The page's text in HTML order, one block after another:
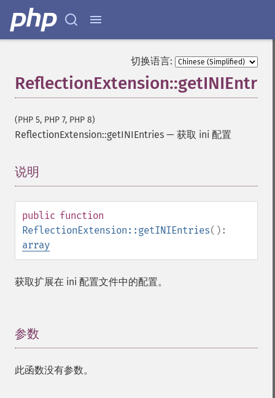
切换语言:
(PHP 5, PHP 7, PHP 8)
ReflectionExtension::getINIEntries — 获取 ini 配置
说明
public function
ReflectionExtension::getINIEntries():
array
获取扩展在 ini 配置文件中的配置。
参数
此函数没有参数。